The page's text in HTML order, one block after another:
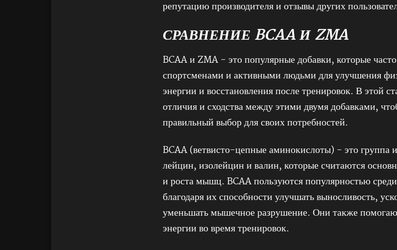
репутацию производителя и отзывы других
СРАВНЕНИЕ BCAA И ZMA
BCAA и ZMA - это популярные добавки, которые
спортсменами и активными людьми для улучшения
энергии и восстановления после тренировок. В этой
отличия и сходства между этими двумя добавками,
правильный выбор для своих потребностей.
BCAA (ветвисто-цепные аминокислоты) - это группа
лейцин, изолейцин и валин, которые считаются
и роста мышц. BCAA пользуются популярностью
благодаря их способности улучшать выносливость,
уменьшать мышечное разрушение. Они также
энергии во время тренировок.